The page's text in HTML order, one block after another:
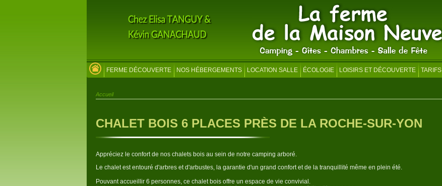
FERME DÉCOUVERTE NOS HÉBERGEMENTS LOCATION SALLE ÉCOLOGIE LOISIRS ET DÉCOUVERTE TARIFS
Accueil
CHALET BOIS 6 PLACES PRÈS DE LA ROCHE-SUR-YON
Appréciez le confort de nos chalets bois au sein de notre camping arboré.
Le chalet est entouré d'arbres et d'arbustes, la garantie d'un grand confort et de la tranquillité même en plein été.
Pouvant accueillir 6 personnes, ce chalet bois offre un espace de vie convivial.